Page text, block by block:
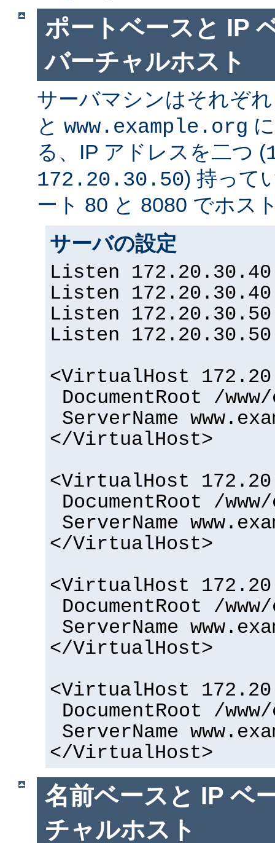
ポートベースと IP
バーチャルホスト
サーバマシンはそれぞ
と www.example.org
る、IP アドレスを二つ (
172.20.30.50) 持って
ート 80 と 8080 でホス
サーバの設定
Listen
Listen
Listen
Listen
<VirtualHost
DocumentRoot /
ServerName
</VirtualHost>
<VirtualHost
DocumentRoot /
ServerName
</VirtualHost>
<VirtualHost
DocumentRoot /
ServerName
</VirtualHost>
<VirtualHost
DocumentRoot /
ServerName
</VirtualHost>
名前ベースと IP ベ
チャルホスト